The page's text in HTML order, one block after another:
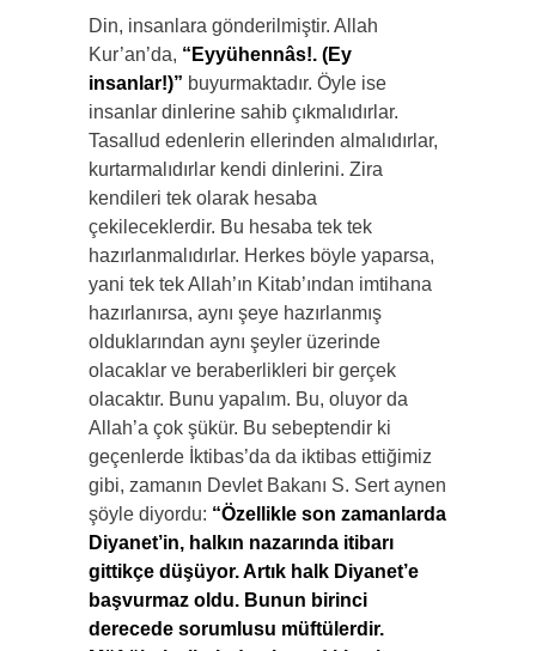
Din, insanlara gönderilmiştir. Allah
Kur’an’da, “Eyyühennâs!. (Ey
insanlar!)” buyurmaktadır. Öyle ise
insanlar dinlerine sahib çıkmalıdırlar.
Tasallud edenlerin ellerinden almalıdırlar,
kurtarmalıdırlar kendi dinlerini. Zira
kendileri tek olarak hesaba
çekileceklerdir. Bu hesaba tek tek
hazırlanmalıdırlar. Herkes böyle yaparsa,
yani tek tek Allah’ın Kitab’ından imtihana
hazırlanırsa, aynı şeye hazırlanmış
olduklarından aynı şeyler üzerinde
olacaklar ve beraberlikleri bir gerçek
olacaktır. Bunu yapalım. Bu, oluyor da
Allah’a çok şükür. Bu sebeptendir ki
geçenlerde İktibas’da da iktibas ettiğimiz
gibi, zamanın Devlet Bakanı S. Sert aynen
şöyle diyordu: “Özellikle son zamanlarda
Diyanet’in, halkın nazarında itibarı
gittikçe düşüyor. Artık halk Diyanet’e
başvurmaz oldu. Bunun birinci
derecede sorumlusu müftülerdir.